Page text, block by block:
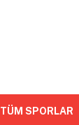
TÜM SPORLAR